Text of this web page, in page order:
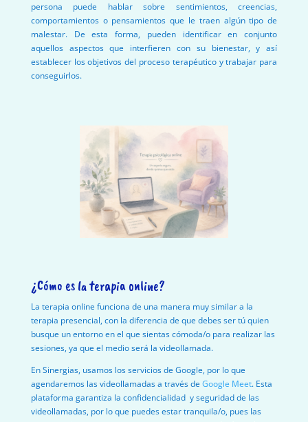
persona puede hablar sobre sentimientos, creencias,
comportamientos o pensamientos que le traen algún tipo de
malestar. De esta forma, pueden identificar en conjunto
aquellos aspectos que interfieren con su bienestar, y así
establecer los objetivos del proceso terapéutico y trabajar para
conseguirlos.
¿Cómo es la terapia online?
La terapia online funciona de una manera muy similar a la
terapia presencial, con la diferencia de que debes ser tú quien
busque un entorno en el que sientas cómoda/o para realizar las
sesiones, ya que el medio será la videollamada.
En Sinergias, usamos los servicios de Google, por lo que
agendaremos las videollamadas a través de Google Meet. Esta
plataforma garantiza la confidencialidad y seguridad de las
videollamadas, por lo que puedes estar tranquila/o, pues las